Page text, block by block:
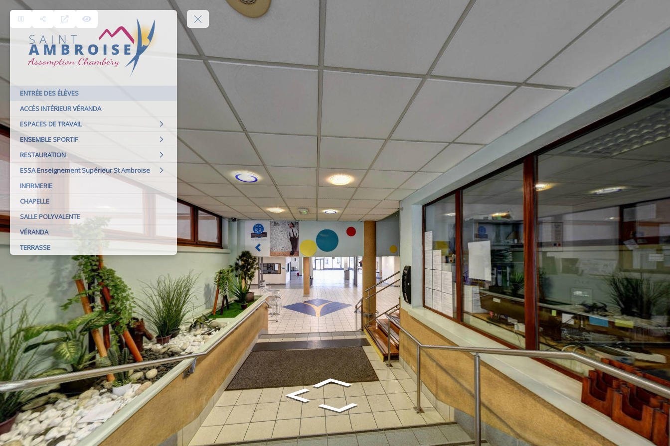
ENTRÉE DES ÉLÈVES
ACCÈS INTÉRIEUR VÉRANDA
ESPACES DE TRAVAIL
ENSEMBLE SPORTIF
RESTAURATION
ESSA Enseignement Supérieur St Ambroise
INFIRMERIE
CHAPELLE
SALLE POLYVALENTE
VÉRANDA
TERRASSE